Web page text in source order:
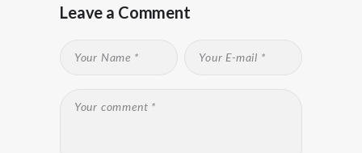
Leave a Comment